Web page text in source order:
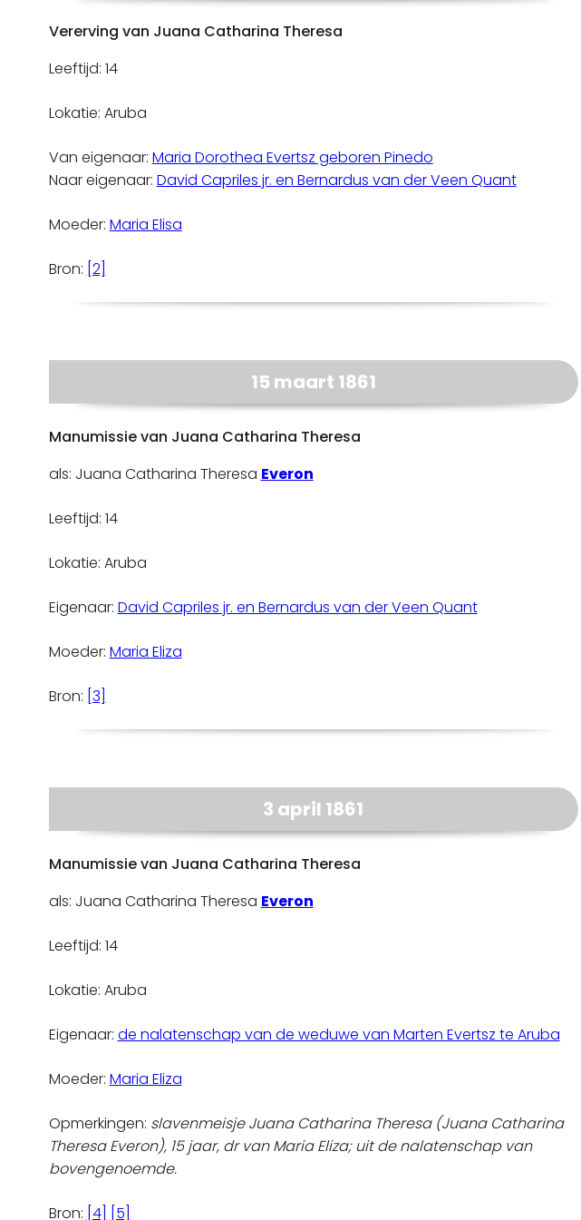
Vererving van Juana Catharina Theresa
Leeftijd: 14
Lokatie: Aruba
Van eigenaar: Maria Dorothea Evertsz geboren Pinedo
Naar eigenaar: David Capriles jr. en Bernardus van der Veen Quant
Moeder: Maria Elisa
Bron: [2]
15 maart 1861
Manumissie van Juana Catharina Theresa
als: Juana Catharina Theresa Everon
Leeftijd: 14
Lokatie: Aruba
Eigenaar: David Capriles jr. en Bernardus van der Veen Quant
Moeder: Maria Eliza
Bron: [3]
3 april 1861
Manumissie van Juana Catharina Theresa
als: Juana Catharina Theresa Everon
Leeftijd: 14
Lokatie: Aruba
Eigenaar: de nalatenschap van de weduwe van Marten Evertsz te Aruba
Moeder: Maria Eliza
Opmerkingen: slavenmeisje Juana Catharina Theresa (Juana Catharina
Theresa Everon), 15 jaar, dr van Maria Eliza; uit de nalatenschap van
bovengenoemde.
Bron: [4] [5]